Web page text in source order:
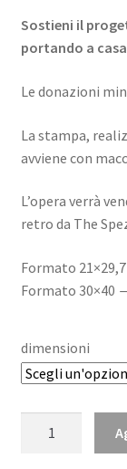
Sostieni il
portando a
Le donazioni
La stampa,
avviene con
L’opera verrà
retro da The
Formato
Formato 30×40
dimensioni